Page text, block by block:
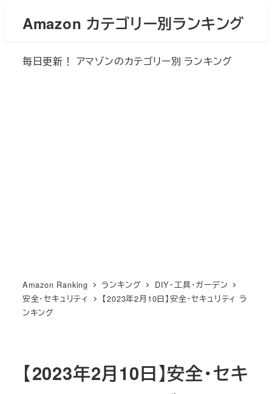
Amazon カテゴリー別ランキング
毎日更新！ アマゾンのカテゴリー別 ランキング
Amazon Ranking ランキング
DIY・工具・ガーデン
安全・セキュリティ
【2023年2月10日】安全・セキュリティ ラ
ンキング
【2023年2月10日】安全・セキ